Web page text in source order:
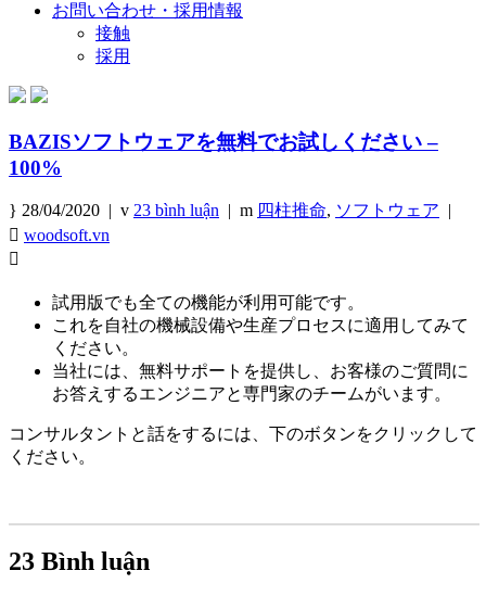
お問い合わせ・採用情報
接触
採用
BAZISソフトウェアを無料でお試しください –
100%
28/04/2020 | 23 bình luận | 四柱推命, ソフトウェア |
woodsoft.vn
試用版でも全ての機能が利用可能です。
これを自社の機械設備や生産プロセスに適用してみて
ください。
当社には、無料サポートを提供し、お客様のご質問に
お答えするエンジニアと専門家のチームがいます。
コンサルタントと話をするには、下のボタンをクリックして
ください。
23 Bình luận